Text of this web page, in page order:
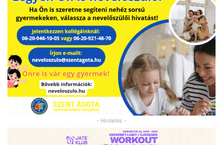
- Hirdetés -